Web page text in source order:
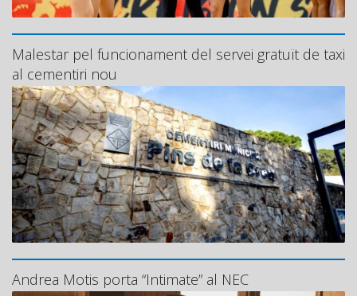
Malestar pel funcionament del servei gratuït de taxi
al cementiri nou
Andrea Motis porta “Intimate” al NEC